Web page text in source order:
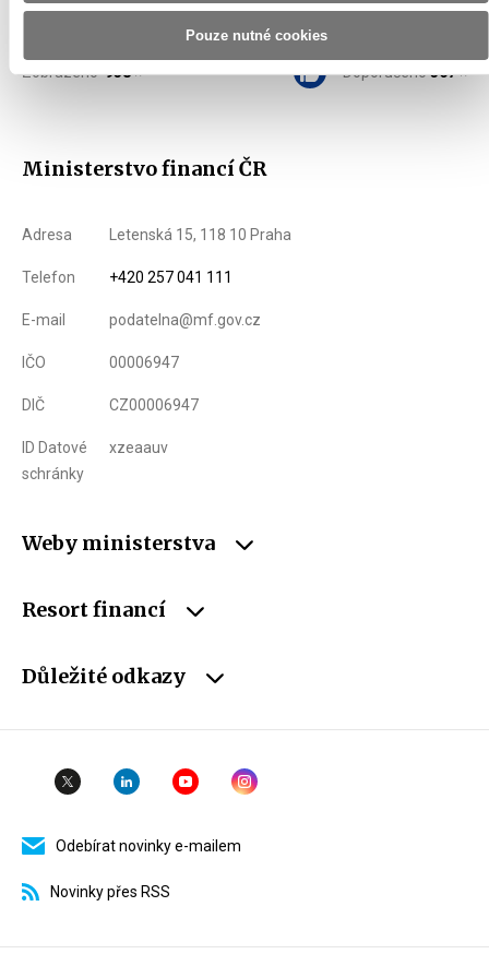
Pouze nutné cookies
Zobrazeno938 × Doporučeno367 ×
Ministerstvo financí ČR
Adresa Letenská 15, 118 10 Praha
Telefon +420 257 041 111
E-mail podatelna@mf.gov.cz
IČO 00006947
DIČ CZ00006947
ID Datové
schránky
xzeaauv
Weby ministerstva
Resort financí
Důležité odkazy
Odebírat novinky e-mailem
Novinky přes RSS